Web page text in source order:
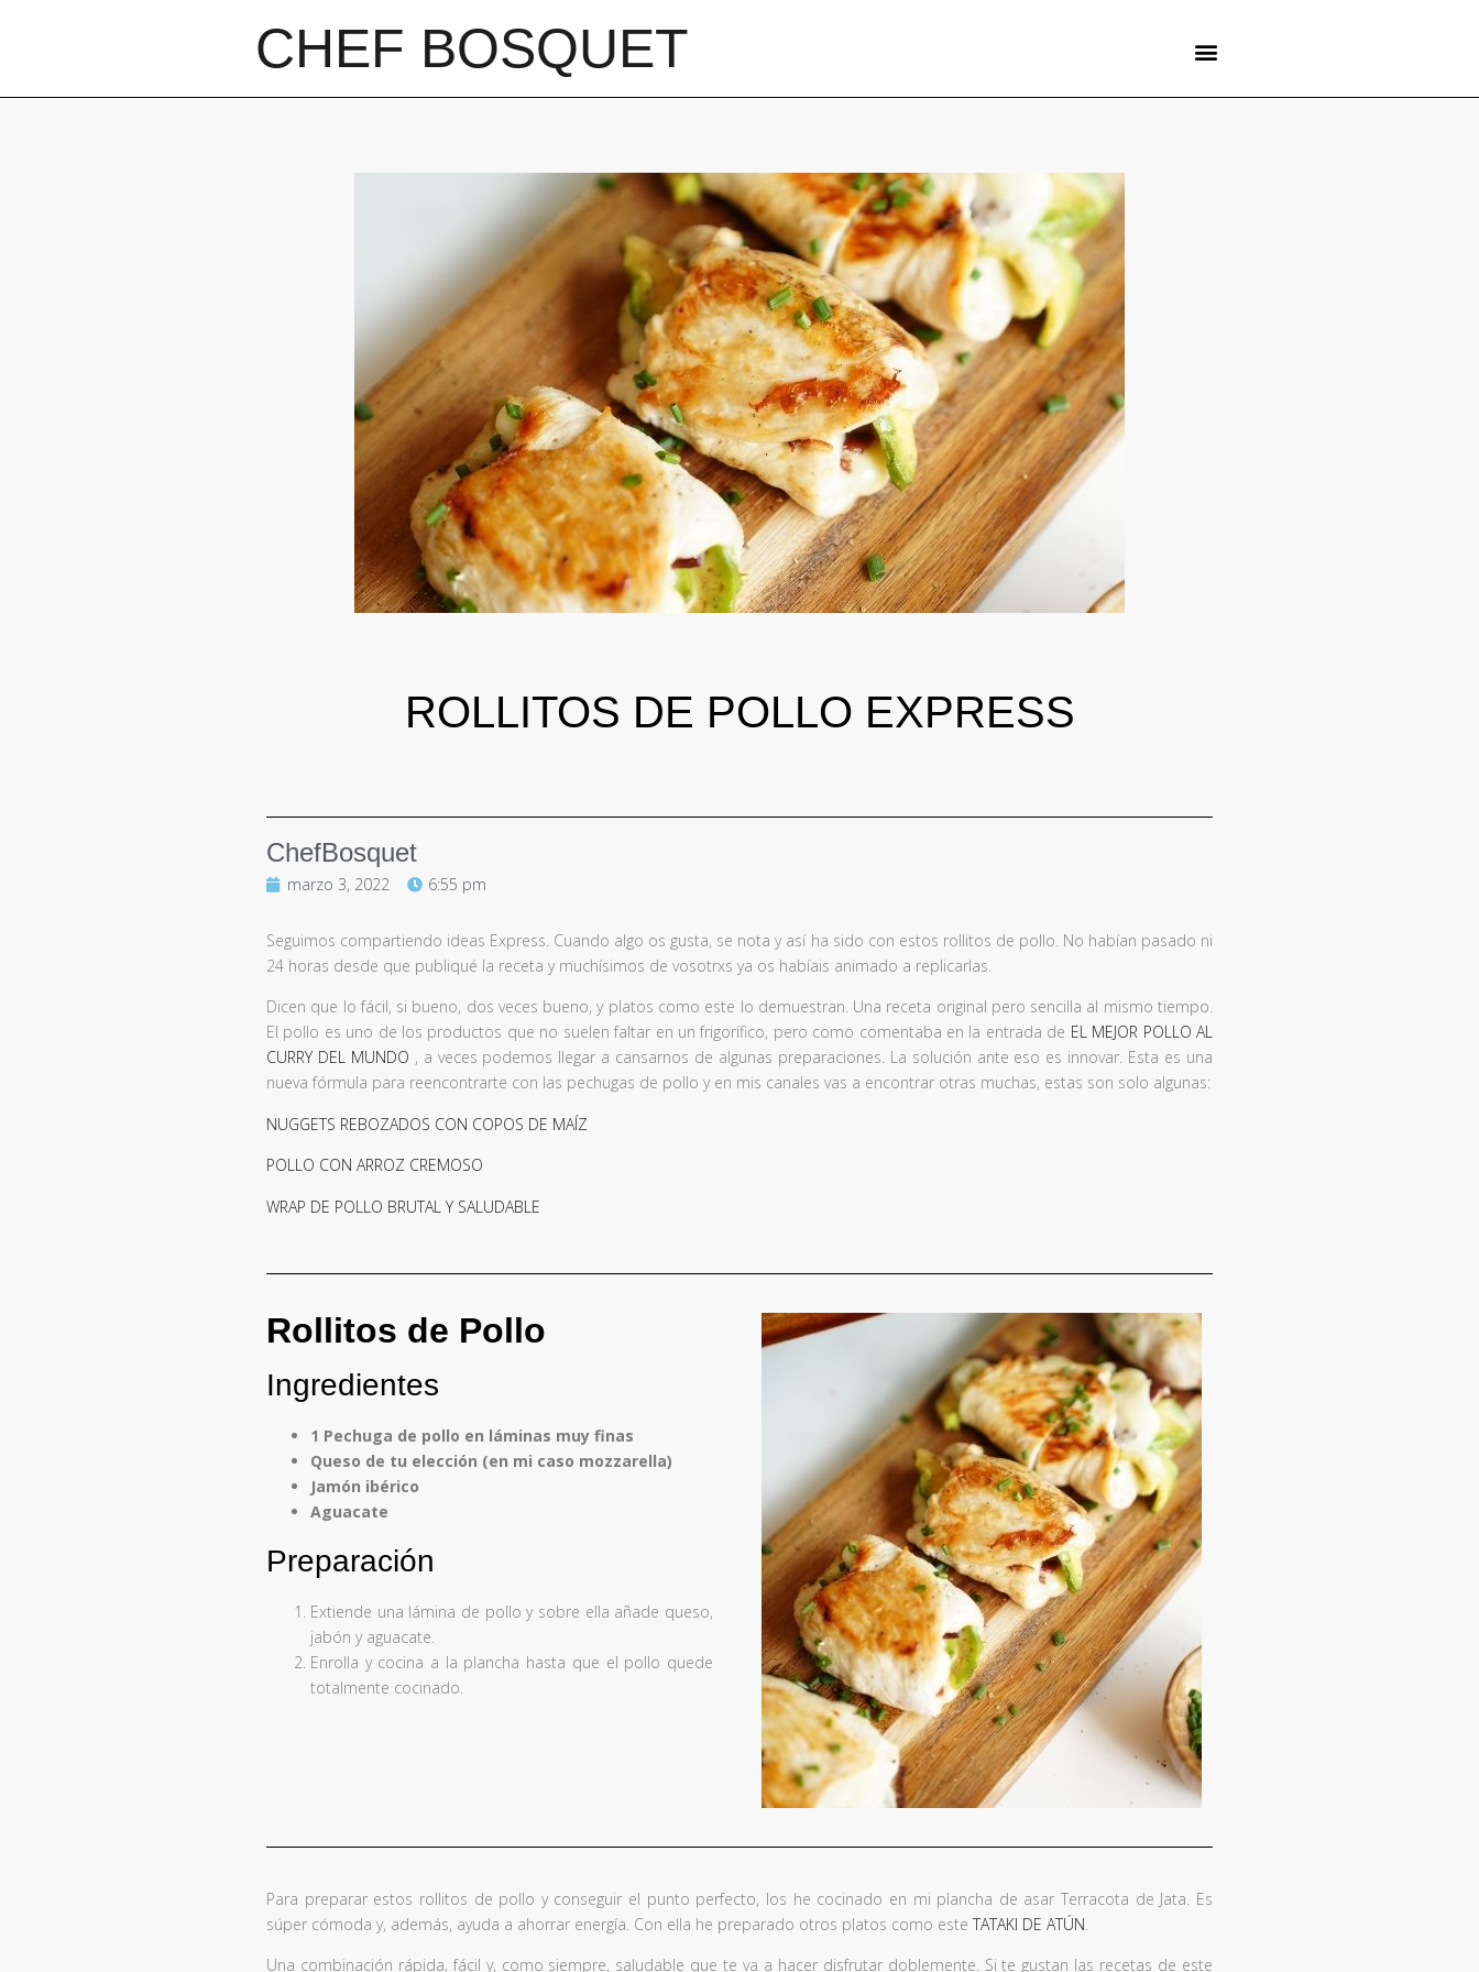
CHEF BOSQUET
ROLLITOS DE POLLO EXPRESS
ChefBosquet
marzo 3, 2022 6:55 pm
Seguimos compartiendo ideas Express. Cuando algo os gusta, se nota y así ha sido con estos rollitos de pollo. No habían pasado ni
24 horas desde que publiqué la receta y muchísimos de vosotrxs ya os habíais animado a replicarlas.
Dicen que lo fácil, si bueno, dos veces bueno, y platos como este lo demuestran. Una receta original pero sencilla al mismo tiempo.
El pollo es uno de los productos que no suelen faltar en un frigorífico, pero como comentaba en la entrada de EL MEJOR POLLO AL
CURRY DEL MUNDO , a veces podemos llegar a cansarnos de algunas preparaciones. La solución ante eso es innovar. Esta es una
nueva fórmula para reencontrarte con las pechugas de pollo y en mis canales vas a encontrar otras muchas, estas son solo algunas:
NUGGETS REBOZADOS CON COPOS DE MAÍZ
POLLO CON ARROZ CREMOSO
WRAP DE POLLO BRUTAL Y SALUDABLE
Rollitos de Pollo
Ingredientes
1 Pechuga de pollo en láminas muy finas
Queso de tu elección (en mi caso mozzarella)
Jamón ibérico
Aguacate
Preparación
Extiende una lámina de pollo y sobre ella añade queso,
jabón y aguacate.
Enrolla y cocina a la plancha hasta que el pollo quede
totalmente cocinado.
Para preparar estos rollitos de pollo y conseguir el punto perfecto, los he cocinado en mi plancha de asar Terracota de Jata. Es
súper cómoda y, además, ayuda a ahorrar energía. Con ella he preparado otros platos como este TATAKI DE ATÚN.
Una combinación rápida, fácil y, como siempre, saludable que te va a hacer disfrutar doblemente. Si te gustan las recetas de este